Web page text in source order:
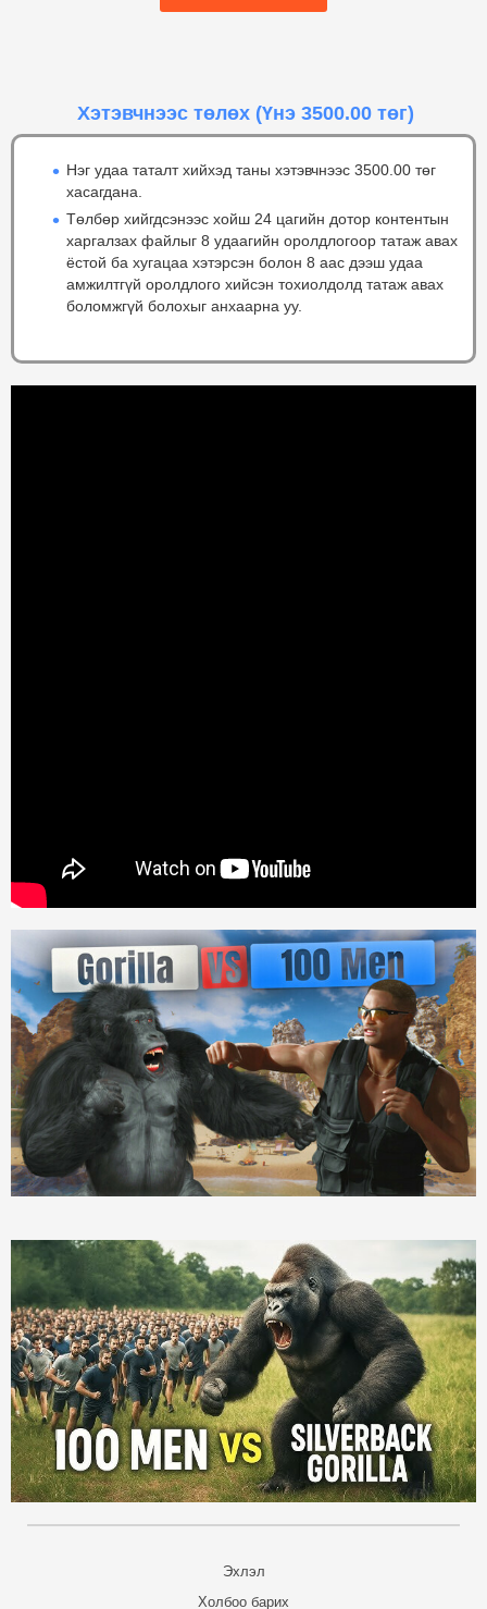
Хэтэвчнээс төлөх (Үнэ 3500.00 төг)
Нэг удаа таталт хийхэд таны хэтэвчнээс 3500.00 төг
хасагдана.
Төлбөр хийгдсэнээс хойш 24 цагийн дотор контентын
харгалзах файлыг 8 удаагийн оролдлогоор татаж авах
ёстой ба хугацаа хэтэрсэн болон 8 аас дээш удаа
амжилтгүй оролдлого хийсэн тохиолдолд татаж авах
боломжгүй болохыг анхаарна уу.
Эхлэл
Холбоо барих